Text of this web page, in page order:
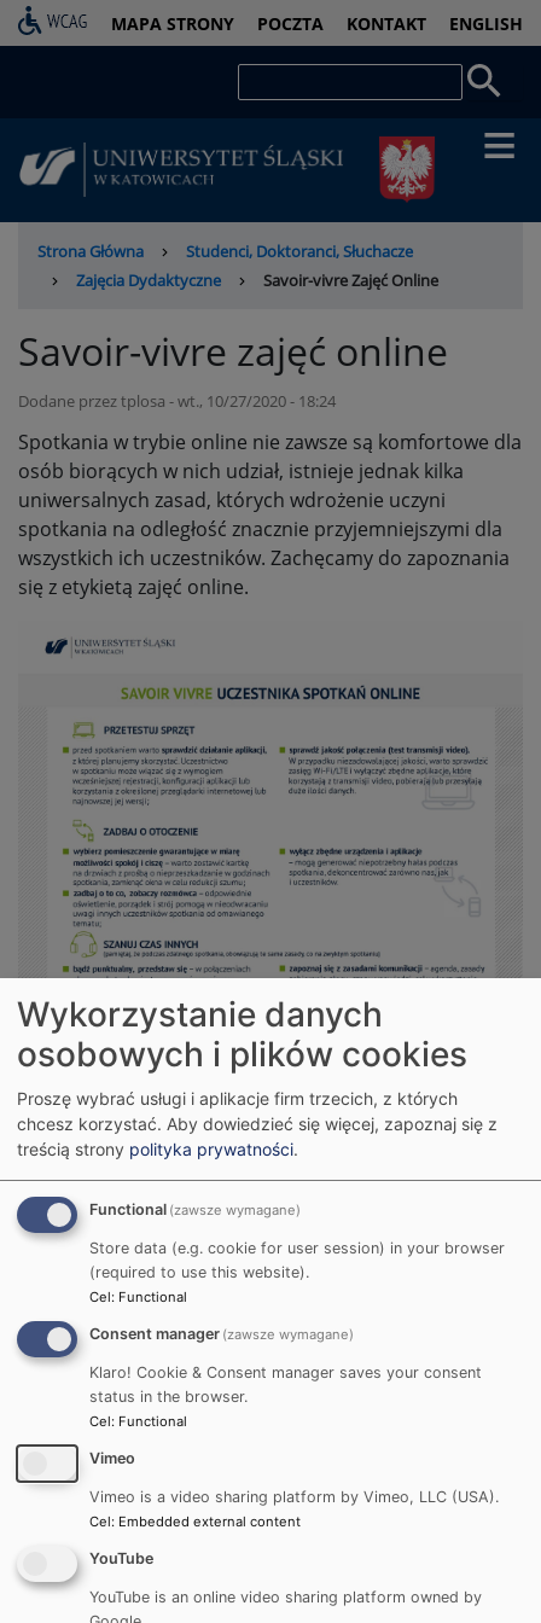
Przejdź
do
PASEK
DOSTĘPNOŚCI
MAPA STRONY POCZTA KONTAKT ENGLISH
Szukaj
Ścieżka
nawigacyjna
Strona Główna
Studenci, Doktoranci, Słuchacze
Zajęcia Dydaktyczne
Savoir-vivre Zajęć Online
Savoir-vivre zajęć online
Dodane przeztplosa -wt., 10/27/2020 - 18:24
Spotkania w trybie online nie zawsze są komfortowe dla
osób biorących w nich udział, istnieje jednak kilka
uniwersalnych zasad, których wdrożenie uczyni
spotkania na odległość znacznie przyjemniejszymi dla
wszystkich ich uczestników. Zachęcamy do zapoznania
się z etykietą zajęć online.
W kwietniu 2021 roku w ramach Zespołu ds. jakości
kształcenia i akredytacji powołany został zespół
roboczy, który przygotowuje kompleksowy poradnik
savoir-vivre w trakcie zajęć zdalnych. Jego publikacja
planowana jest przed rozpoczęciem roku
akademickiego 2021/2022, o czym będziemy
Uniwersytetu.
Wykorzystanie danych
osobowych i plików cookies
Proszę wybrać usługi i aplikacje firm trzecich, z których
chcesz korzystać. Aby dowiedzieć się więcej, zapoznaj się z
treścią strony polityka prywatności.
Functional (zawsze wymagane)
Store data (e.g. cookie for user session) in your browser
(required to use this website).
Cel: Functional
Consent manager (zawsze wymagane)
Klaro! Cookie & Consent manager saves your consent
status in the browser.
Cel: Functional
Vimeo
Vimeo is a video sharing platform by Vimeo, LLC (USA).
Cel: Embedded external content
YouTube
YouTube is an online video sharing platform owned by